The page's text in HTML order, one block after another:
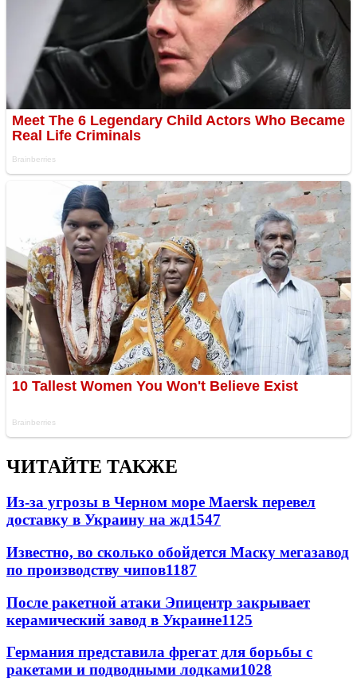
ЧИТАЙТЕ ТАКЖЕ
Из-за угрозы в Черном море Maersk перевел
доставку в Украину на жд1547
Известно, во сколько обойдется Маску мегазавод
по производству чипов1187
После ракетной атаки Эпицентр закрывает
керамический завод в Украине1125
Германия представила фрегат для борьбы с
ракетами и подводными лодками1028